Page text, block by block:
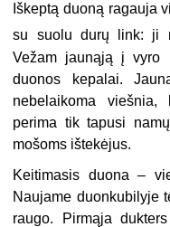
Iškeptą duoną ragauja
su suolu durų link: ji
Vežam jaunąją į vyro
duonos kepalai.
nebelaikoma
perima tik tapusi
mošoms ištekėjus.
Keitimasis duona –
Naujame duonkubilyje
raugo. Pirmąja